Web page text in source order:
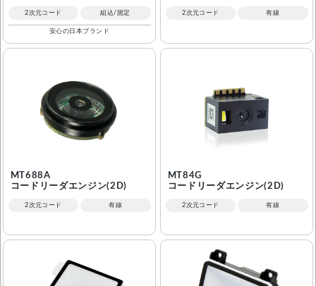
2次元コード 組込/固定
安心の日本ブランド
2次元コード 有線
MT688A
コードリーダエンジン(2D)
2次元コード 有線
MT84G
コードリーダエンジン(2D)
2次元コード 有線